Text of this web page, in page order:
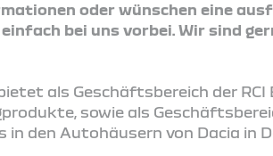
oder wünschen eine
bei uns vorbei. Wir sind
als Geschäftsbereich der
sowie als
in den Autohäusern von Dacia in